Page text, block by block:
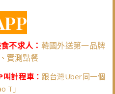
不求人： 韓國外送第一品牌
實測點餐
叫計程車： 跟台灣Uber同一個
T」